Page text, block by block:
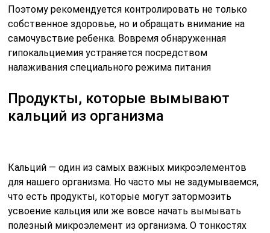
Поэтому рекомендуется контролировать не только
собственное здоровье, но и обращать внимание на
самочувствие ребенка. Вовремя обнаруженная
гипокальциемия устраняется посредством
налаживания специального режима питания
Продукты, которые вымывают
кальций из организма
Кальций — один из самых важных микроэлементов
для нашего организма. Но часто мы не задумываемся,
что есть продукты, которые могут затормозить
усвоение кальция или же вовсе начать вымывать
полезный микроэлемент из организма. О тонкостях